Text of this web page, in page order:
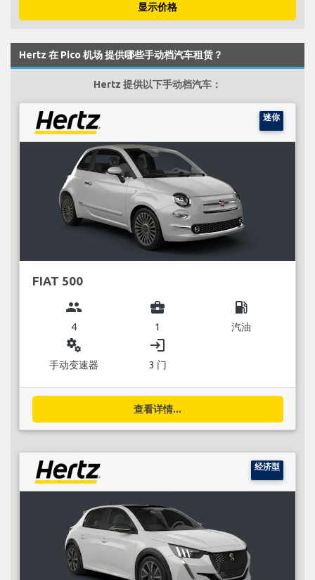
显示价格
Hertz 在 Pico 机场 提供哪些手动档汽车租赁？
Hertz 提供以下手动档汽车：
迷你
FIAT 500
group
4
business_center
1
local_gas_station
汽油
miscellaneous_services
手动变速器
login
3 门
查看详情...
经济型